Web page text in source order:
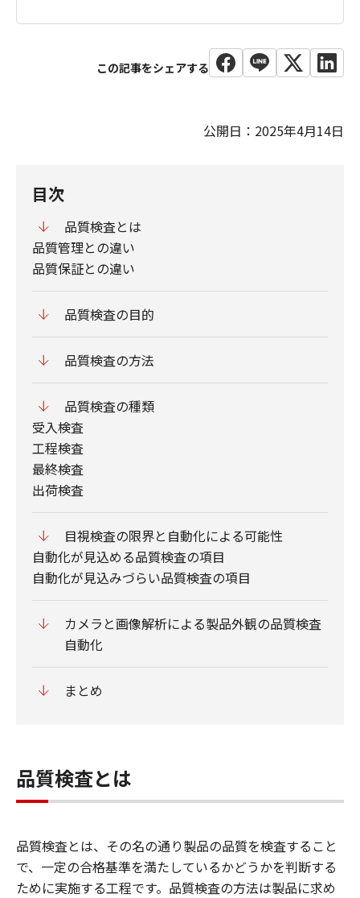
公開日：2025年4月14日
目次
品質検査とは
品質管理との違い
品質保証との違い
品質検査の目的
品質検査の方法
品質検査の種類
受入検査
工程検査
最終検査
出荷検査
目視検査の限界と自動化による可能性
自動化が見込める品質検査の項目
自動化が見込みづらい品質検査の項目
カメラと画像解析による製品外観の品質検査
自動化
まとめ
品質検査とは
品質検査とは、その名の通り製品の品質を検査すること
で、一定の合格基準を満たしているかどうかを判断する
ために実施する工程です。品質検査の方法は製品に求め